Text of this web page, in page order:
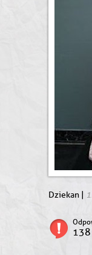
Dziekan |
138